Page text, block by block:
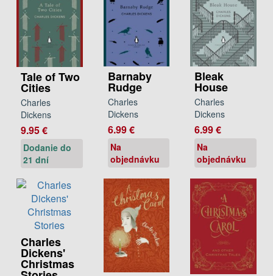
Tale of Two
Cities
Charles
Dickens
9.95 €
Dodanie do
21 dní
Barnaby
Rudge
Charles
Dickens
6.99 €
Na
objednávku
Bleak
House
Charles
Dickens
6.99 €
Na
objednávku
Charles
Dickens'
Christmas